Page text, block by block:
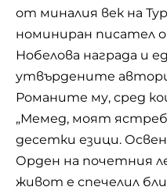
от миналия век на
номиниран писател
Нобелова награда и
утвърдените
Романите му, сред
„Мемед, моят
десетки езици.
Орден на почетния
живот е спечелил